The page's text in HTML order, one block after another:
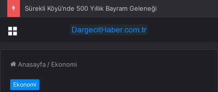
Sürekli Köyü’nde 500 Yıllık Bayram Geleneği
Menü
Anasayfa / Ekonomi
Ekonomi